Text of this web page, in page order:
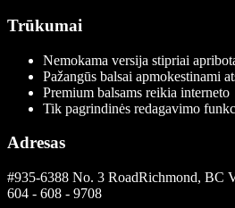
Trūkumai
Nemokama versija stipriai
Pažangūs balsai apmokestinami
Premium balsams reikia interneto
Tik pagrindinės redagavimo
Adresas
#935-6388 No. 3 RoadRichmond, BC
604 - 608 - 9708